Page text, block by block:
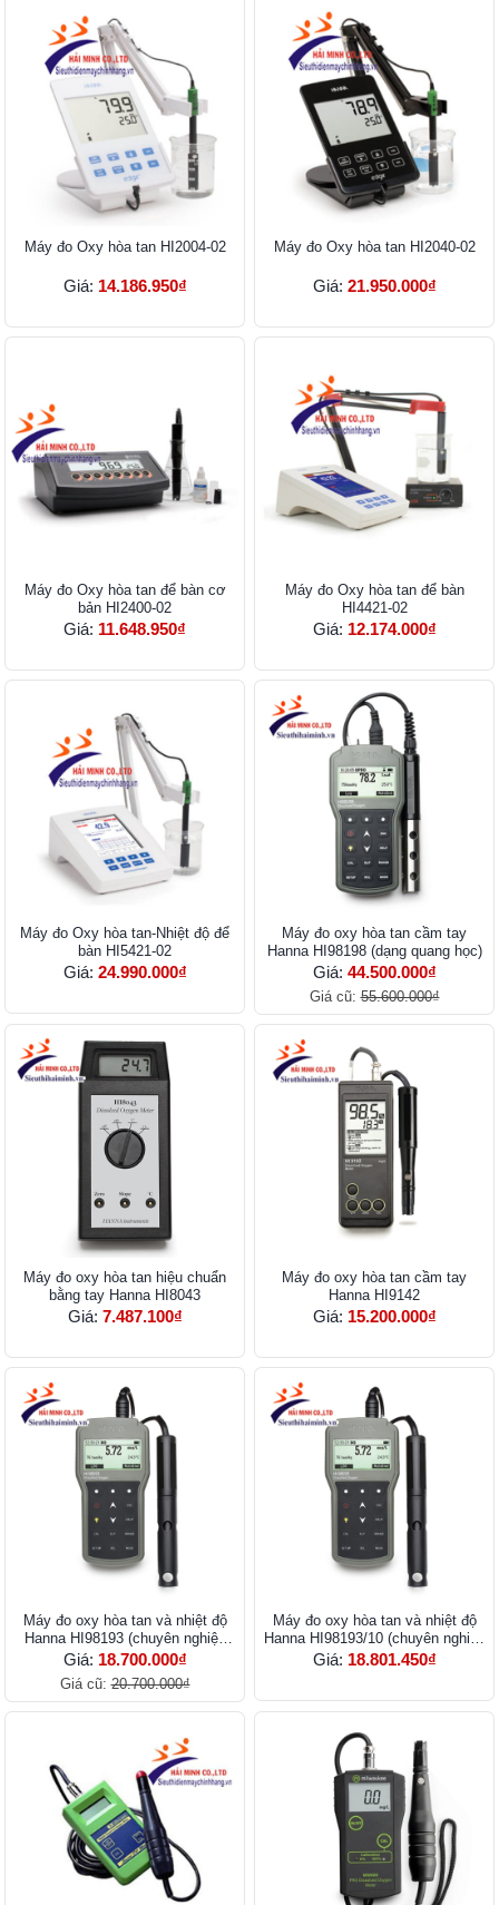
Máy đo Oxy hòa tan HI2004-02
Giá: 14.186.950₫
Máy đo Oxy hòa tan HI2040-02
Giá: 21.950.000₫
Máy đo Oxy hòa tan để bàn cơ
bản HI2400-02
Giá: 11.648.950₫
Máy đo Oxy hòa tan để bàn
HI4421-02
Giá: 12.174.000₫
Máy đo Oxy hòa tan-Nhiệt độ để
bàn HI5421-02
Giá: 24.990.000₫
Máy đo oxy hòa tan cầm tay
Hanna HI98198 (dạng quang học)
Giá: 44.500.000₫
Giá cũ:55.600.000₫
Máy đo oxy hòa tan hiệu chuẩn
bằng tay Hanna HI8043
Giá: 7.487.100₫
Máy đo oxy hòa tan cầm tay
Hanna HI9142
Giá: 15.200.000₫
Máy đo oxy hòa tan và nhiệt độ
Hanna HI98193 (chuyên nghiệp
cáp 4m)
Giá: 18.700.000₫
Giá cũ:20.700.000₫
Máy đo oxy hòa tan và nhiệt độ
Hanna HI98193/10 (chuyên nghiệp
cáp 4m)
Giá: 18.801.450₫